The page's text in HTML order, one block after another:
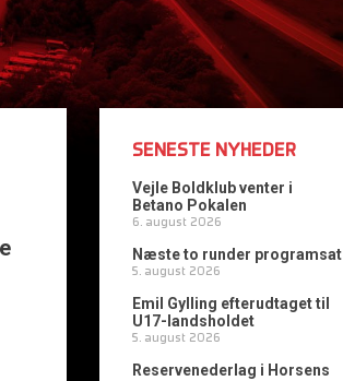
SENESTE NYHEDER
Vejle Boldklub venter i
Betano Pokalen
6. august 2026
Næste to runder programsat
5. august 2026
Emil Gylling efterudtaget til
U17-landsholdet
5. august 2026
Reservenederlag i Horsens